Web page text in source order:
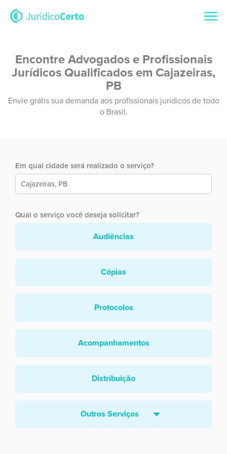
Encontre Advogados e Profissionais
Jurídicos Qualificados em Cajazeiras,
PB
Envie grátis sua demanda aos profissionais jurídicos de todo
o Brasil.
Em qual cidade será realizado o serviço?
Qual o serviço você deseja solicitar?
Audiências
Cópias
Protocolos
Acompanhamentos
Distribuição
Outros Serviços